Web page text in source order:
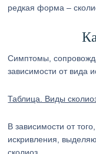
редкая форма –
Симптомы,
зависимости от вида
Таблица. Виды
В зависимости от
искривления,